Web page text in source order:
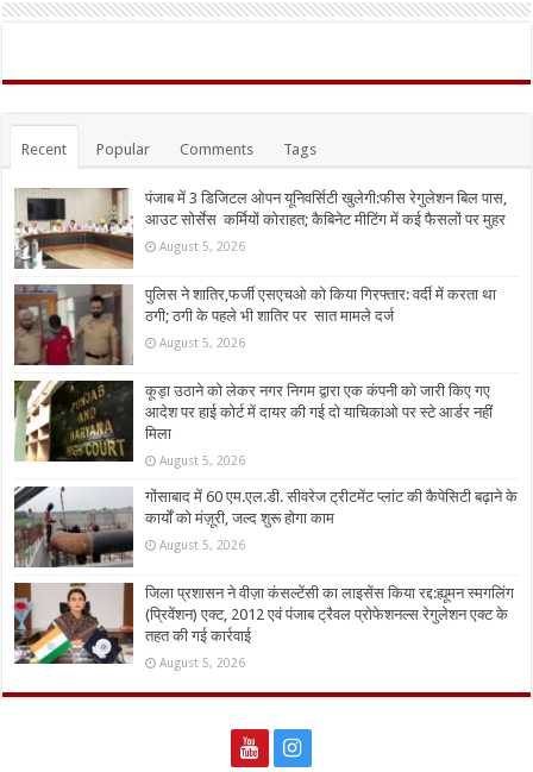
Recent Popular Comments Tags
पंजाब में 3 डिजिटल ओपन यूनिवर्सिटी खुलेगी:फीस रेगुलेशन बिल पास,
आउट सोर्सेस कर्मियों कोराहत; कैबिनेट मीटिंग में कई फैसलों पर मुहर
August 5, 2026
पुलिस ने शातिर,फर्जी एसएचओ को किया गिरफ्तार: वर्दी में करता था
ठगी; ठगी के पहले भी शातिर पर सात मामले दर्ज
August 5, 2026
कूड़ा उठाने को लेकर नगर निगम द्वारा एक कंपनी को जारी किए गए
आदेश पर हाई कोर्ट में दायर की गई दो याचिकाओ पर स्टे आर्डर नहीं
मिला
August 5, 2026
गोंसाबाद में 60 एम.एल.डी. सीवरेज ट्रीटमेंट प्लांट की कैपेसिटी बढ़ाने के
कार्यों को मंज़ूरी, जल्द शुरू होगा काम
August 5, 2026
जिला प्रशासन ने वीज़ा कंसल्टेंसी का लाइसेंस किया रद्द:ह्यूमन स्मगलिंग
(प्रिवेंशन) एक्ट, 2012 एवं पंजाब ट्रैवल प्रोफेशनल्स रेगुलेशन एक्ट के
तहत की गई कार्रवाई
August 5, 2026